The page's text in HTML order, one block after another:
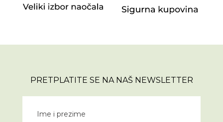
PRETPLATITE SE NA NAŠ NEWSLETTER